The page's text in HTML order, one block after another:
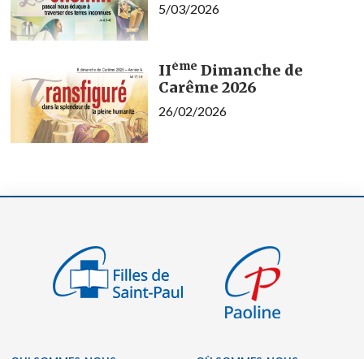
5/03/2026
IIème Dimanche de
Carême 2026
26/02/2026